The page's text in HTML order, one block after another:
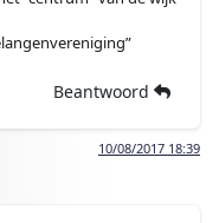
Beantwoord
10/08/2017 18:39